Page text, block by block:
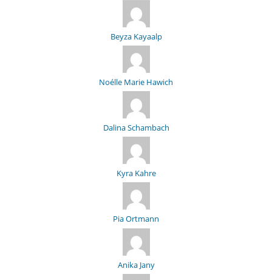
Beyza Kayaalp
Noélle Marie Hawich
Dalina Schambach
Kyra Kahre
Pia Ortmann
Anika Jany